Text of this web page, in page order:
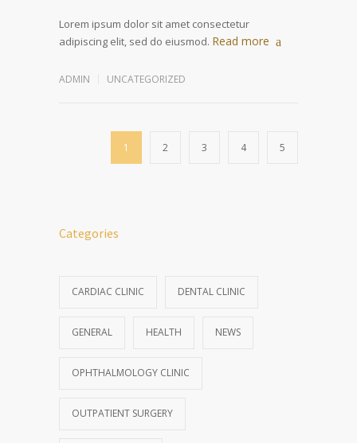
Lorem ipsum dolor sit amet consectetur
adipiscing elit, sed do eiusmod. Read more
ADMIN UNCATEGORIZED
1 2 3 4 5
Categories
CARDIAC CLINIC DENTAL CLINIC
GENERAL HEALTH NEWS
OPHTHALMOLOGY CLINIC
OUTPATIENT SURGERY